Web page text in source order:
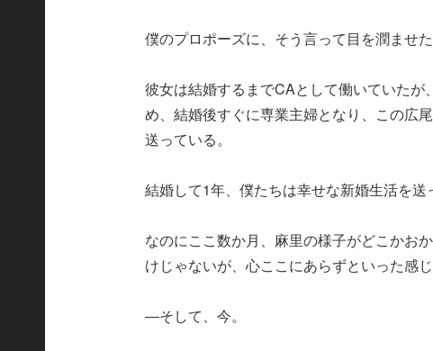
僕のプロポーズに、そう言って目を潤ませ
彼女は結婚するまでCAとして働いていた
め、結婚後すぐに専業主婦となり、この広
送っている。
結婚して1年、僕たちは幸せな新婚生活を送
なのにここ数か月、麻里の様子がどこかお
けじゃないが、心ここにあらずといった感じ
―そして、今。